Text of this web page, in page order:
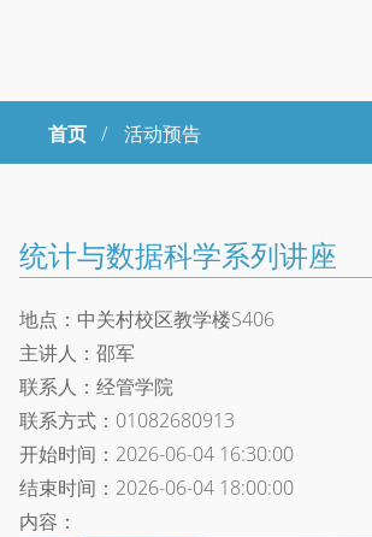
首页 / 活动预告
统计与数据科学系列讲座
地点：中关村校区教学楼S406
主讲人：邵军
联系人：经管学院
联系方式：01082680913
开始时间：2026-06-04 16:30:00
结束时间：2026-06-04 18:00:00
内容：